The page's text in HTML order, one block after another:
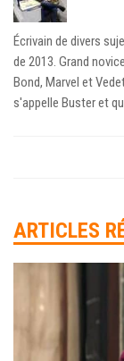
Écrivain de divers
de 2013. Grand
Bond, Marvel et
s'appelle Buster et
ARTICLES